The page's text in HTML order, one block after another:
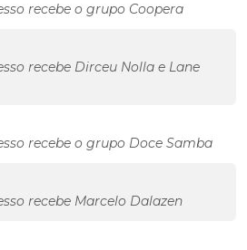
recebe o grupo Coopera
recebe Dirceu Nolla e Lane
recebe o grupo Doce Samba
recebe Marcelo Dalazen